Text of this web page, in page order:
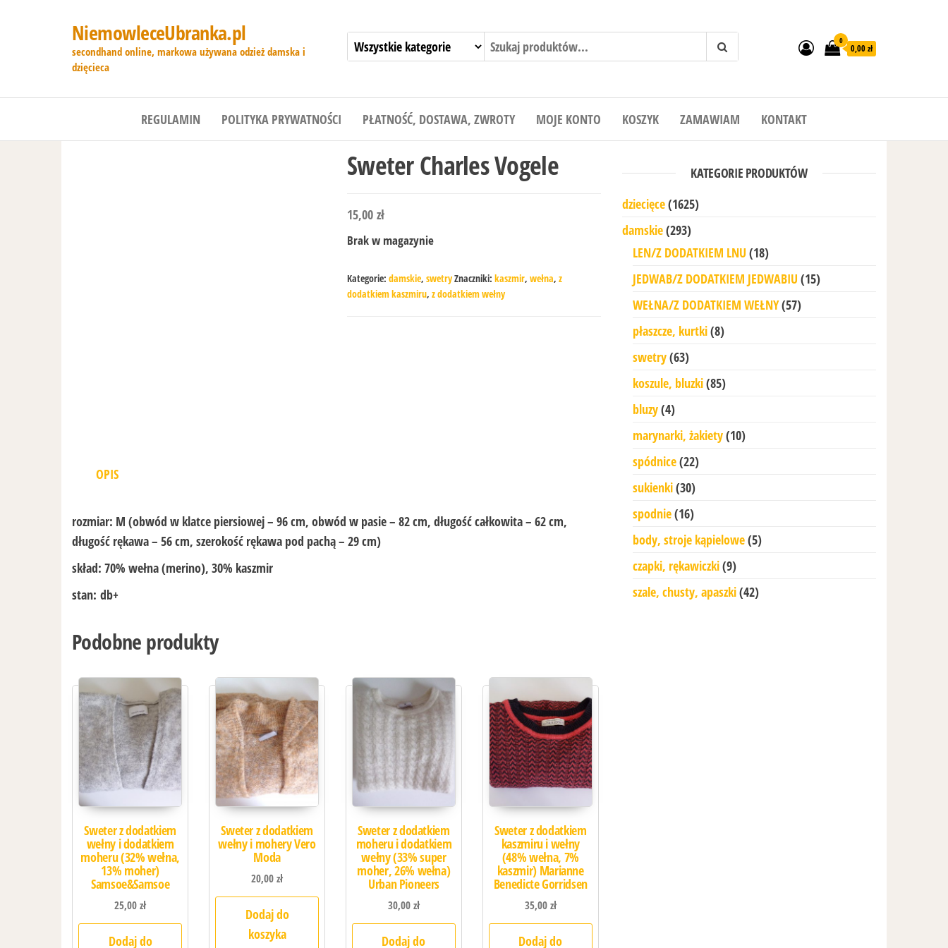
NiemowleceUbranka.pl
secondhand online, markowa używana odzież damska i
dzięcieca
0
0,00 zł
REGULAMIN POLITYKA PRYWATNOŚCI PŁATNOŚĆ, DOSTAWA, ZWROTY MOJE KONTO KOSZYK ZAMAWIAM KONTAKT
Sweter Charles Vogele
15,00 zł
Brak w magazynie
Kategorie: damskie, swetryZnaczniki: kaszmir, wełna, z
dodatkiem kaszmiru, z dodatkiem wełny
OPIS
rozmiar: M (obwód w klatce piersiowej – 96 cm, obwód w pasie – 82 cm, długość całkowita – 62 cm,
długość rękawa – 56 cm, szerokość rękawa pod pachą – 29 cm)
skład: 70% wełna (merino), 30% kaszmir
stan: db+
Podobne produkty
Sweter z dodatkiem
wełny i dodatkiem
moheru (32% wełna,
13% moher)
Samsoe&Samsoe
25,00zł
Dodaj do
Sweter z dodatkiem
wełny i mohery Vero
Moda
20,00zł
Dodaj do
koszyka
Sweter z dodatkiem
moheru i dodatkiem
wełny (33% super
moher, 26% wełna)
Urban Pioneers
30,00zł
Dodaj do
Sweter z dodatkiem
kaszmiru i wełny
(48% wełna, 7%
kaszmir) Marianne
Benedicte Gorridsen
35,00zł
Dodaj do
KATEGORIE PRODUKTÓW
dziecięce(1625)
damskie(293)
LEN/Z DODATKIEM LNU (18)
JEDWAB/Z DODATKIEM JEDWABIU (15)
WEŁNA/Z DODATKIEM WEŁNY(57)
płaszcze, kurtki(8)
swetry(63)
koszule, bluzki(85)
bluzy(4)
marynarki, żakiety(10)
spódnice(22)
sukienki(30)
spodnie(16)
body, stroje kąpielowe(5)
czapki, rękawiczki(9)
szale, chusty, apaszki(42)